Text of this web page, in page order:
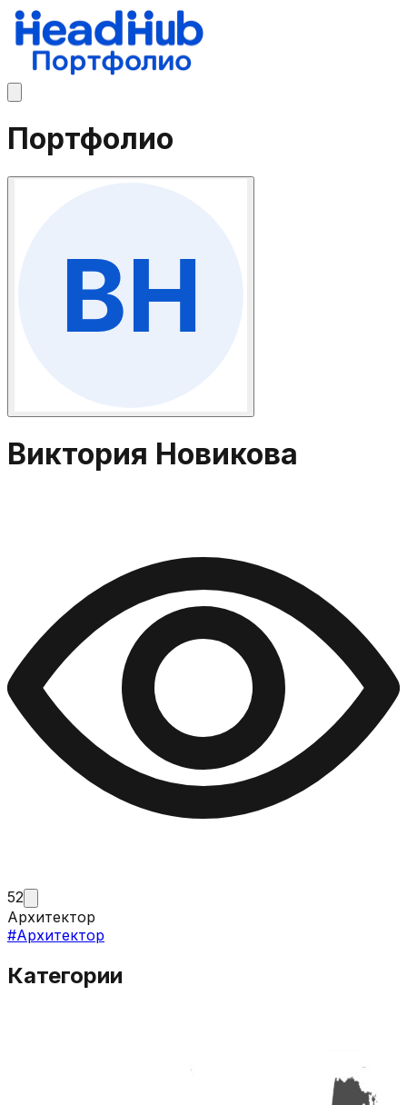
Портфолио
Виктория Новикова
52
Архитектор
#Архитектор
Категории